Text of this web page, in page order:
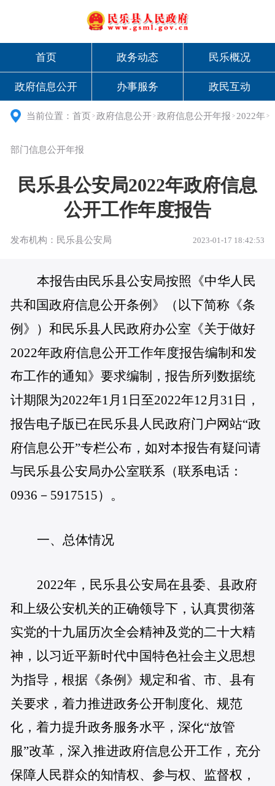
首页 政务动态 民乐概况
政府信息公开 办事服务 政民互动
当前位置：首页 > 政府信息公开 > 政府信息公开年报 > 2022年 >
部门信息公开年报
民乐县公安局2022年政府信息
公开工作年度报告
发布机构：民乐县公安局 2023-01-17 18:42:53
本报告由民乐县公安局按照《中华人民
共和国政府信息公开条例》（以下简称《条
例》）和民乐县人民政府办公室《关于做好
2022年政府信息公开工作年度报告编制和发
布工作的通知》要求编制，报告所列数据统
计期限为2022年1月1日至2022年12月31日，
报告电子版已在民乐县人民政府门户网站“政
府信息公开”专栏公布，如对本报告有疑问请
与民乐县公安局办公室联系（联系电话：
0936－5917515）。
一、总体情况
2022年，民乐县公安局在县委、县政府
和上级公安机关的正确领导下，认真贯彻落
实党的十九届历次全会精神及党的二十大精
神，以习近平新时代中国特色社会主义思想
为指导，根据《条例》规定和省、市、县有
关要求，着力推进政务公开制度化、规范
化，着力提升政务服务水平，深化“放管
服”改革，深入推进政府信息公开工作，充分
保障人民群众的知情权、参与权、监督权，